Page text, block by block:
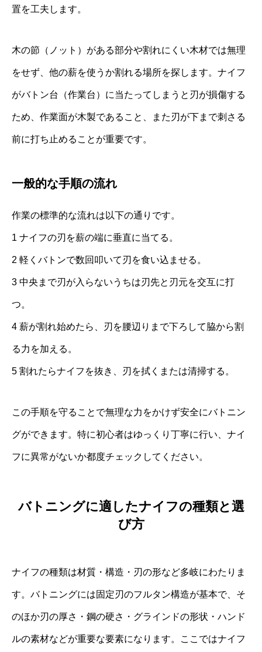
置を工夫します。
木の節（ノット）がある部分や割れにくい木材では無理
をせず、他の薪を使うか割れる場所を探します。ナイフ
がバトン台（作業台）に当たってしまうと刃が損傷する
ため、作業面が木製であること、また刃が下まで刺さる
前に打ち止めることが重要です。
一般的な手順の流れ
作業の標準的な流れは以下の通りです。
1 ナイフの刃を薪の端に垂直に当てる。
2 軽くバトンで数回叩いて刃を食い込ませる。
3 中央まで刃が入らないうちは刃先と刃元を交互に打
つ。
4 薪が割れ始めたら、刃を腰辺りまで下ろして脇から割
る力を加える。
5 割れたらナイフを抜き、刃を拭くまたは清掃する。
この手順を守ることで無理な力をかけず安全にバトニン
グができます。特に初心者はゆっくり丁寧に行い、ナイ
フに異常がないか都度チェックしてください。
バトニングに適したナイフの種類と選
び方
ナイフの種類は材質・構造・刃の形など多岐にわたりま
す。バトニングには固定刃のフルタン構造が基本で、そ
のほか刃の厚さ・鋼の硬さ・グラインドの形状・ハンド
ルの素材などが重要な要素になります。ここではナイフ